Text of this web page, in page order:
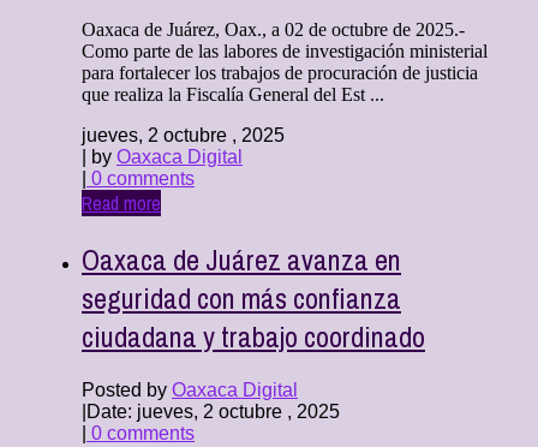
Oaxaca de Juárez, Oax., a 02 de octubre de 2025.-
Como parte de las labores de investigación ministerial
para fortalecer los trabajos de procuración de justicia
que realiza la Fiscalía General del Est ...
jueves, 2 octubre , 2025
| by Oaxaca Digital
0 comments
Read more
Oaxaca de Juárez avanza en
seguridad con más confianza
ciudadana y trabajo coordinado
Posted by Oaxaca Digital
Date: jueves, 2 octubre , 2025
0 comments